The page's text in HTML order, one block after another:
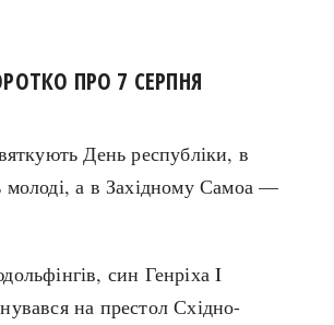
ПРО 7 СЕРПНЯ
молоді, а в Західному Самоа —
на престол Східно-